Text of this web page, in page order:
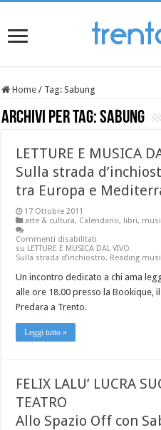
Home / Tag:Sabung
Archivi per tag:Sabung
LETTURE E MUSICA
Sulla strada
tra Europa e
17 Ottobre 2011
arte & cultura, Calendario, libri,
Commenti disabilitati
su LETTURE E MUSICA DAL VIVO
Sulla strada d’inchiostro. Reading
Un incontro dedicato a chi ama
alle ore 18.00 presso la Bookique,
Predara a Trento.
Leggi tutto »
FELIX LALU’ LUCRA
TEATRO
Allo Spazio Off con